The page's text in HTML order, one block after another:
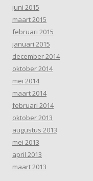
juni 2015
maart 2015
februari 2015
januari 2015
december 2014
oktober 2014
mei 2014
maart 2014
februari 2014
oktober 2013
augustus 2013
mei 2013
april 2013
maart 2013